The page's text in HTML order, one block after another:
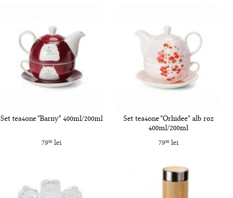
Set tea4one "Barny" 400ml/200ml
7900lei
Set tea4one "Orhidee" alb roz
400ml/200ml
7900lei